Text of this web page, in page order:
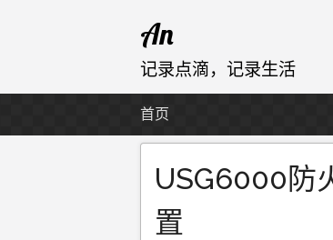
跳
至
内
An
记录点滴，记录生活
首页
USG6000防
置